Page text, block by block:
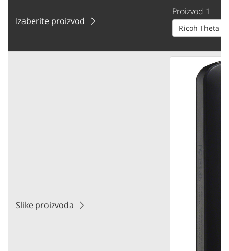
Izaberite proizvod
Proizvod 1
Ricoh Theta S
Slike proizvoda